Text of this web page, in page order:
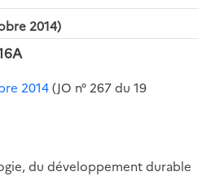
2014)
2014(JO n° 267 du 19
du développement durable